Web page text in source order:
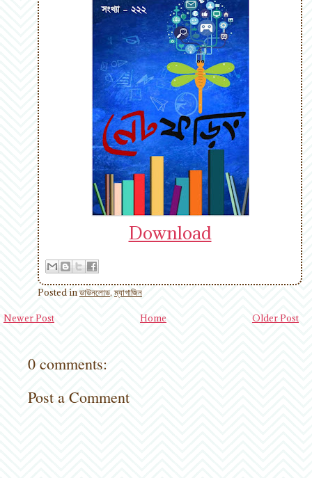
Download
Posted inডাউনলোড,ম্যাগাজিন
Newer Post Older Post
Home
0 comments:
Post a Comment